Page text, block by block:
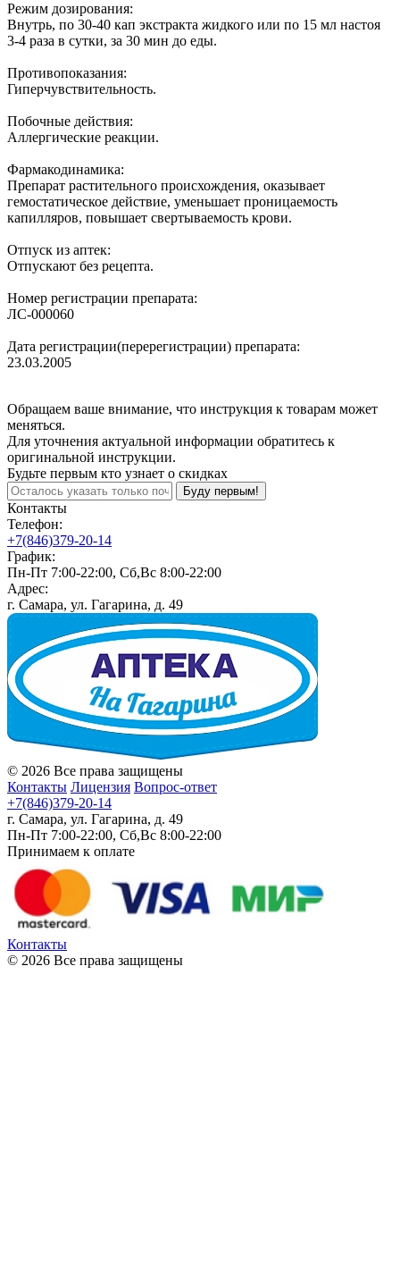
Режим дозирования:
Внутрь, по 30-40 кап экстракта жидкого или по 15 мл настоя
3-4 раза в сутки, за 30 мин до еды.
Противопоказания:
Гиперчувствительность.
Побочные действия:
Аллергические реакции.
Фармакодинамика:
Препарат растительного происхождения, оказывает
гемостатическое действие, уменьшает проницаемость
капилляров, повышает свертываемость крови.
Отпуск из аптек:
Отпускают без рецепта.
Номер регистрации препарата:
ЛС-000060
Дата регистрации(перерегистрации) препарата:
23.03.2005
Обращаем ваше внимание, что инструкция к товарам может
меняться.
Для уточнения актуальной информации обратитесь к
оригинальной инструкции.
Будьте первым кто узнает о скидках
Буду первым!
Контакты
Телефон:
+7(846)379-20-14
График:
Пн-Пт 7:00-22:00, Сб,Вс 8:00-22:00
Адрес:
г. Самара, ул. Гагарина, д. 49
© 2026 Все права защищены
Контакты Лицензия Вопрос-ответ
+7(846)379-20-14
г. Самара, ул. Гагарина, д. 49
Пн-Пт 7:00-22:00, Сб,Вс 8:00-22:00
Принимаем к оплате
Контакты
© 2026 Все права защищены